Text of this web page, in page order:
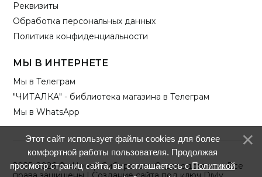
Реквизиты
Обработка персональных данных
Политика конфиденциальности
МЫ В ИНТЕРНЕТЕ
Мы в Телеграм
"ЧИТАЛКА" - библиотека магазина в Телеграм
Мы в WhatsApp
2025–2026 © «Центр Сибирского Садоводства» — Все
Этот сайт использует файлы cookies для более
комфортной работы пользователя. Продолжая
просмотр страниц сайта, вы соглашаетесь сПолитикой